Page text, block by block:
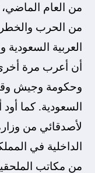
من الحرب
العربية السعودية
أن أعرب مرة
وحكومة وجيش
السعودية. كما
لأصدقائي من
الداخلية في
من مكاتب